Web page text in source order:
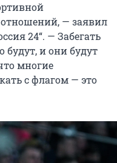
— заявил
24“. — Забегать
будут, и они будут
многие
с флагом — это